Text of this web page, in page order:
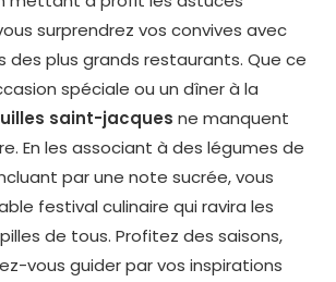
surprendrez vos convives avec
des plus grands restaurants. Que ce
spéciale ou un dîner à la
saint-jacques ne manquent
En les associant à des légumes de
par une note sucrée, vous
festival culinaire qui ravira les
de tous. Profitez des saisons,
vous guider par vos inspirations